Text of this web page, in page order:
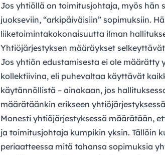
Jos yhtiöllä on toimitusjohtaja, myös hän
juokseviin, “arkipäiväisiin” sopimuksiin.
liiketoimintakokonaisuutta ilman
Yhtiöjärjestyksen määräykset
Jos yhtiön edustamisesta ei ole
kollektiivina, eli puhevaltaa käyttävät
käytännöllistä – ainakaan, jos
määrätäänkin erikseen
Monesti yhtiöjärjestyksessä määrätään,
ja toimitusjohtaja kumpikin yksin. Tällöin
periaatteessa mitä tahansa sopimuksia